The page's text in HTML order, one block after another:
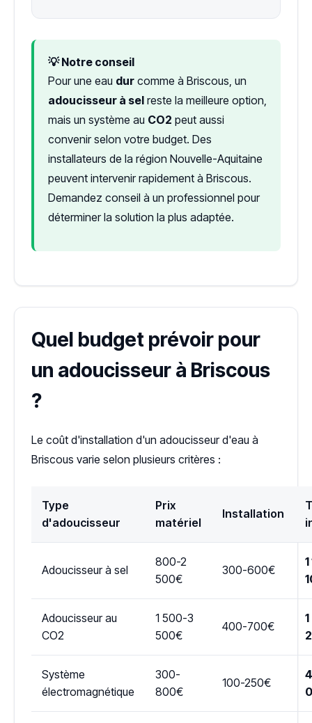
💡 Notre conseil
Pour une eau dur comme à Briscous, un
adoucisseur à sel reste la meilleure option,
mais un système au CO2 peut aussi
convenir selon votre budget. Des
installateurs de la région Nouvelle-Aquitaine
peuvent intervenir rapidement à Briscous.
Demandez conseil à un professionnel pour
déterminer la solution la plus adaptée.
Quel budget prévoir pour
un adoucisseur à Briscous
?
Le coût d'installation d'un adoucisseur d'eau à
Briscous varie selon plusieurs critères :
Type
d'adoucisseur
Prix
matériel
Installation
Adoucisseur à sel
800-2
500€
300-600€
Adoucisseur au
CO2
1 500-3
500€
400-700€
Système
électromagnétique
300-
800€
100-250€